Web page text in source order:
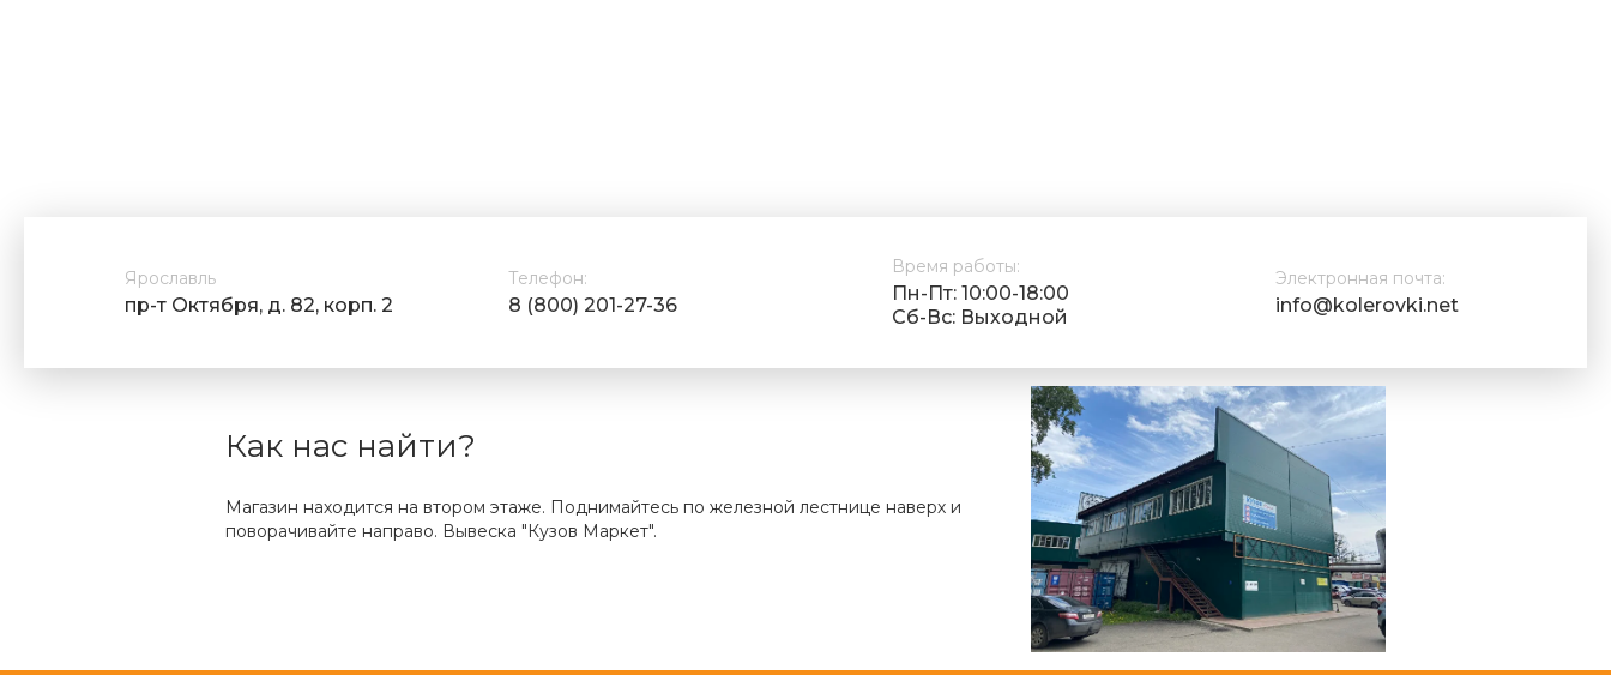
Ярославль
пр-т Октября, д. 82, корп. 2
Телефон:
8 (800) 201-27-36
Время работы:
Пн-Пт: 10:00-18:00
Cб-Вс: Выходной
Электронная почта:
info@kolerovki.net
Как нас найти?
Магазин находится на втором этаже. Поднимайтесь по железной лестнице наверх и
поворачивайте направо. Вывеска "Кузов Маркет".